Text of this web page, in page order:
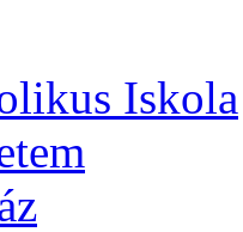
Iskola